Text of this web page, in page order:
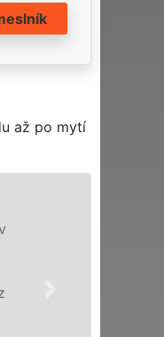
až po mytí